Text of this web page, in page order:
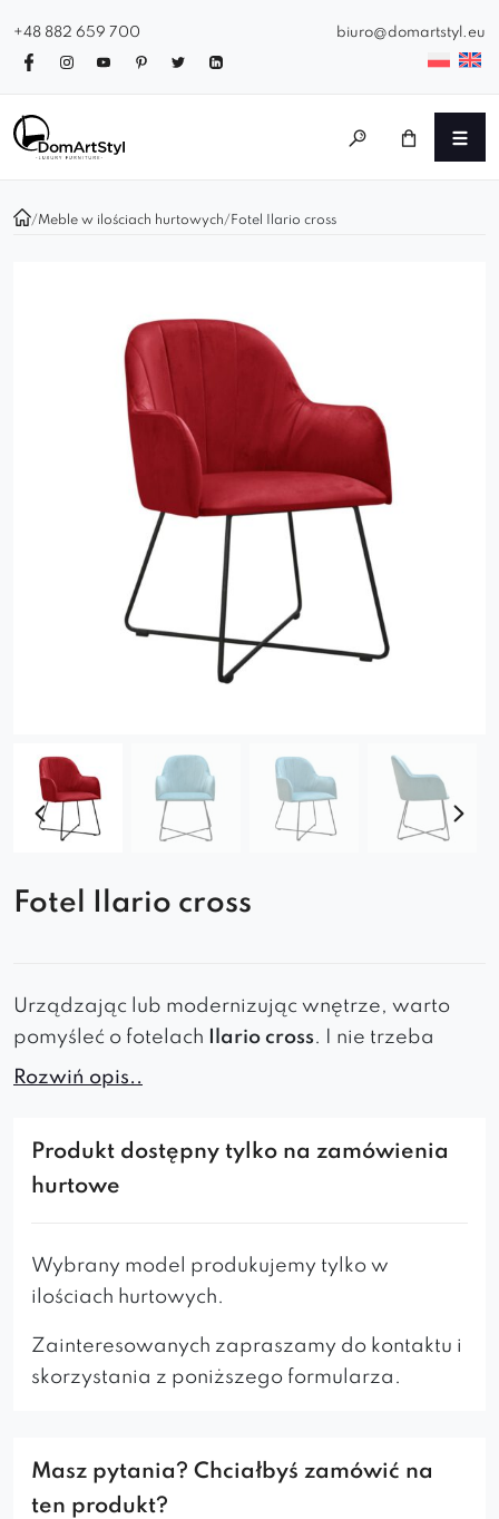
+48 882 659 700 biuro@domartstyl.eu
/Meble w ilościach hurtowych/ Fotel Ilario cross
Fotel Ilario cross
Urządzając lub modernizując wnętrze, warto
pomyśleć o fotelach
Ilario cross. I nie trzeba
przejmować się, czy pomieszczenia
kawiarnia albo poczekalnia lub recepcja – ten
model wszędzie wpasuje się idealnie. Wygodę
odpowiednio
ukształtowane
oparcie z wyraźnie
zaakcentowanymi podłokietnikami.
stelażowi. Wybór tkanin i ich kolorów oraz
wybarwień nóg jest bardzo duży więc każdy
Rozwiń opis..
Produkt dostępny tylko na zamówienia
hurtowe
Wybrany model produkujemy tylko w
ilościach hurtowych.
Zainteresowanych zapraszamy do kontaktu i
skorzystania z poniższego formularza.
Masz pytania? Chciałbyś zamówić na
ten produkt?